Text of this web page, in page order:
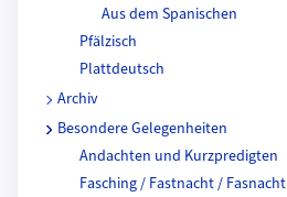
Aus dem Spanischen
Pfälzisch
Plattdeutsch
Archiv
Besondere Gelegenheiten
Andachten und Kurzpredigten
Fasching / Fastnacht / Fasnacht